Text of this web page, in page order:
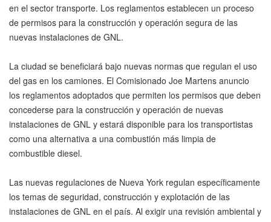
en el sector transporte. Los reglamentos establecen un proceso
de permisos para la construcción y operación segura de las
nuevas instalaciones de GNL.
La ciudad se beneficiará bajo nuevas normas que regulan el uso
del gas en los camiones. El Comisionado Joe Martens anuncio
los reglamentos adoptados que permiten los permisos que deben
concederse para la construcción y operación de nuevas
instalaciones de GNL y estará disponible para los transportistas
como una alternativa a una combustión más limpia de
combustible diesel.
Las nuevas regulaciones de Nueva York regulan específicamente
los temas de seguridad, construcción y explotación de las
instalaciones de GNL en el país. Al exigir una revisión ambiental y